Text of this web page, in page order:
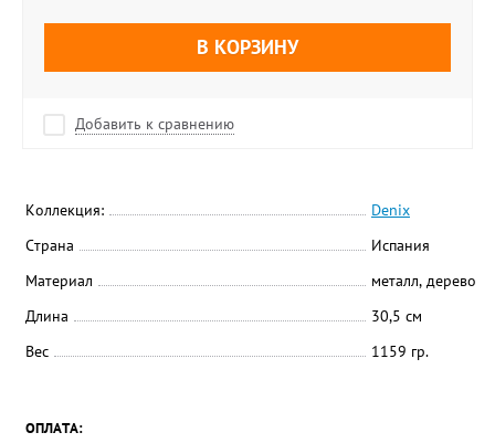
Коллекция:
Denix
Страна
Испания
Материал
металл, дерево
Длина
30,5 см
Вес
1159 гр.
ОПЛАТА:
В КОРЗИНУ
Добавить к сравнению